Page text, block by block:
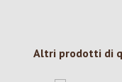
Salta la galleria
Altri prodotti di